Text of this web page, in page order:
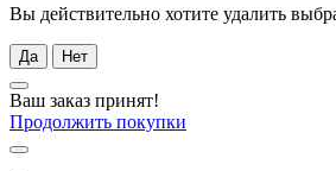
Вы действительно хотите удалить
Да Нет
Ваш заказ принят!
Продолжить покупки